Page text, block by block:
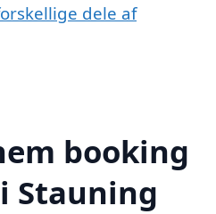
dele af
booking
Stauning